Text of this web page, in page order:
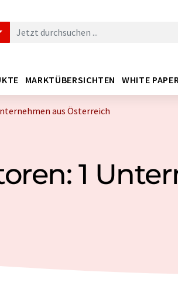
MARKTÜBERSICHTEN WHITE PAPER
aus Österreich
1